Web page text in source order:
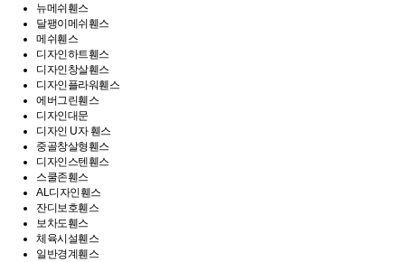
뉴메쉬휀스
달팽이메쉬휀스
메쉬휀스
디자인하트휀스
디자인창살휀스
디자인플라워휀스
에버그린휀스
디자인대문
디자인 U자 휀스
중골창살형휀스
디자인스텐휀스
스쿨존휀스
AL디자인휀스
잔디보호휀스
보차도휀스
체육시설휀스
일반경계휀스